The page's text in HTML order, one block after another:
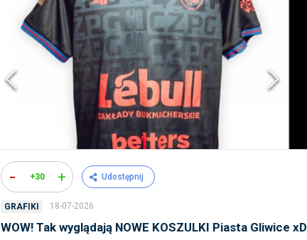
- +30 + Udostępnij
GRAFIKI 18-07-2026
WOW! Tak wyglądają NOWE KOSZULKI Piasta Gliwice xD